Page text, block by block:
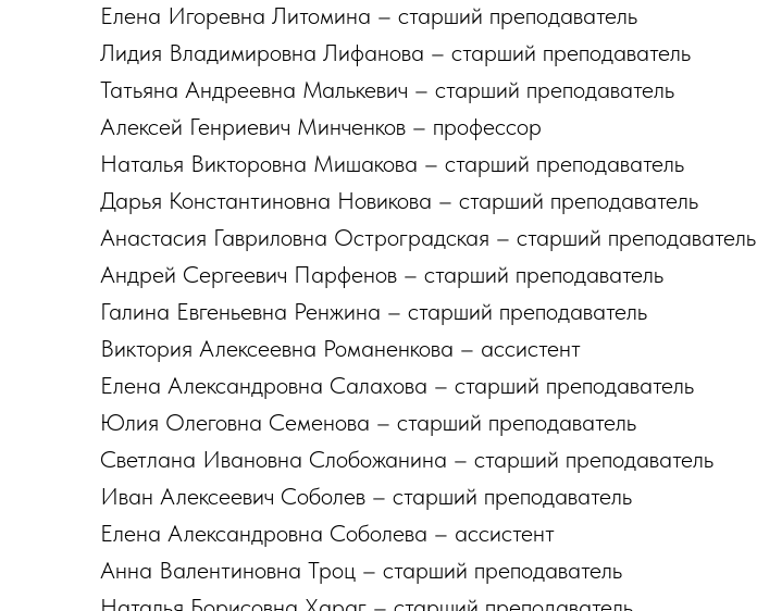
Елена Игоревна Литомина – старший преподаватель
Лидия Владимировна Лифанова – старший преподаватель
Татьяна Андреевна Малькевич – старший преподаватель
Алексей Генриевич Минченков – профессор
Наталья Викторовна Мишакова – старший преподаватель
Дарья Константиновна Новикова – старший преподаватель
Анастасия Гавриловна Остроградская – старший преподаватель
Андрей Сергеевич Парфенов – старший преподаватель
Галина Евгеньевна Ренжина – старший преподаватель
Виктория Алексеевна Романенкова – ассистент
Елена Александровна Салахова – старший преподаватель
Юлия Олеговна Семенова – старший преподаватель
Светлана Ивановна Слобожанина – старший преподаватель
Иван Алексеевич Соболев – старший преподаватель
Елена Александровна Соболева – ассистент
Анна Валентиновна Троц – старший преподаватель